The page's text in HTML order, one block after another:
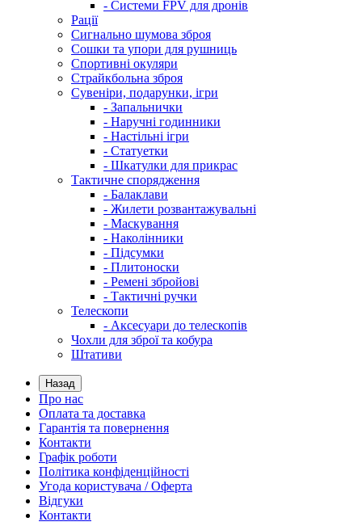
- Системи FPV для дронів
Рації
Сигнально шумова зброя
Сошки та упори для рушниць
Спортивні окуляри
Страйкбольна зброя
Сувеніри, подарунки, ігри
- Запальнички
- Наручні годинники
- Настільні ігри
- Статуетки
- Шкатулки для прикрас
Тактичне спорядження
- Балаклави
- Жилети розвантажувальні
- Маскування
- Наколінники
- Підсумки
- Плитоноски
- Ремені збройові
- Тактичні ручки
Телескопи
- Аксесуари до телескопів
Чохли для зброї та кобура
Штативи
Назад
Про нас
Оплата та доставка
Гарантія та повернення
Контакти
Графік роботи
Політика конфіденційності
Угода користувача / Оферта
Відгуки
Контакти